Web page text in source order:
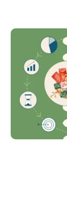
Đánh giá
Metrics là
Mùa Tết luôn là
marketer Việt
tâm trí và trái tim
được dự báo sẽ
bao giờ hết.
Đọc bài viết